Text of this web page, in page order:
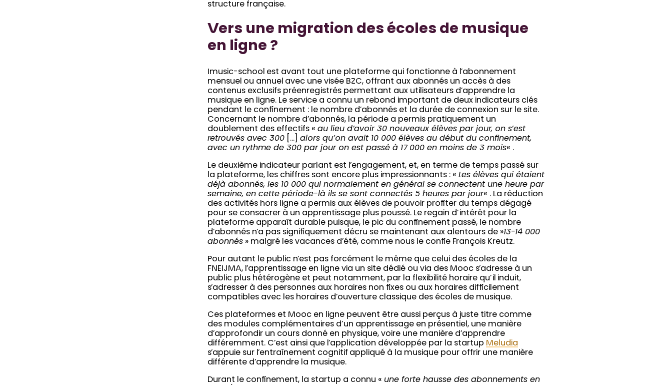
structure française.
Vers une migration des écoles de musique
en ligne ?
Imusic-school est avant tout une plateforme qui fonctionne à l’abonnement
mensuel ou annuel avec une visée B2C, offrant aux abonnés un accès à des
contenus exclusifs préenregistrés permettant aux utilisateurs d’apprendre la
musique en ligne. Le service a connu un rebond important de deux indicateurs clés
pendant le confinement : le nombre d’abonnés et la durée de connexion sur le site.
Concernant le nombre d’abonnés, la période a permis pratiquement un
doublement des effectifs «au lieu d’avoir 30 nouveaux élèves par jour, on s’est
retrouvés avec 300 […]alors qu’on avait 10 000 élèves au début du confinement,
avec un rythme de 300 par jour on est passé à 17 000 en moins de 3 mois« .
Le deuxième indicateur parlant est l’engagement, et, en terme de temps passé sur
la plateforme, les chiffres sont encore plus impressionnants : «Les élèves qui étaient
déjà abonnés, les 10 000 qui normalement en général se connectent une heure par
semaine, en cette période-là ils se sont connectés 5 heures par jour« . La réduction
des activités hors ligne a permis aux élèves de pouvoir profiter du temps dégagé
pour se consacrer à un apprentissage plus poussé. Le regain d’intérêt pour la
plateforme apparaît durable puisque, le pic du confinement passé, le nombre
d’abonnés n’a pas signifiquement décru se maintenant aux alentours de »13-14 000
abonnés » malgré les vacances d’été, comme nous le confie François Kreutz.
Pour autant le public n’est pas forcément le même que celui des écoles de la
FNEIJMA, l’apprentissage en ligne via un site dédié ou via des Mooc s’adresse à un
public plus hétérogène et peut notamment, par la flexibilité horaire qu’il induit,
s’adresser à des personnes aux horaires non fixes ou aux horaires difficilement
compatibles avec les horaires d’ouverture classique des écoles de musique.
Ces plateformes et Mooc en ligne peuvent être aussi perçus à juste titre comme
des modules complémentaires d’un apprentissage en présentiel, une manière
d’approfondir un cours donné en physique, voire une manière d’apprendre
différemment. C’est ainsi que l’application développée par la startup Meludia
s’appuie sur l’entraînement cognitif appliqué à la musique pour offrir une manière
différente d’apprendre la musique.
Durant le confinement, la startup a connu « une forte hausse des abonnements en